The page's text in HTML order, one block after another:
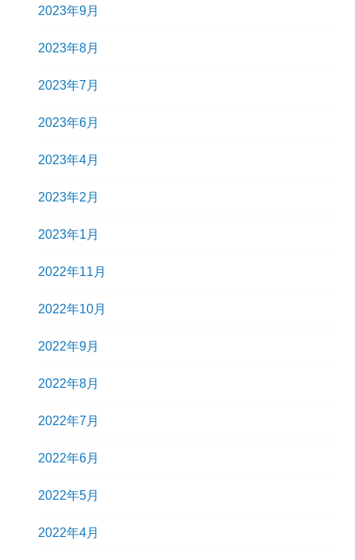
2023年9月
2023年8月
2023年7月
2023年6月
2023年4月
2023年2月
2023年1月
2022年11月
2022年10月
2022年9月
2022年8月
2022年7月
2022年6月
2022年5月
2022年4月